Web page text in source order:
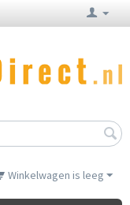
Winkelwagen is leeg